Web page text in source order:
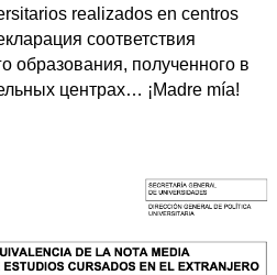
realizados en centros
соответствия
образования, полученного в
центрах… ¡Madre mía!